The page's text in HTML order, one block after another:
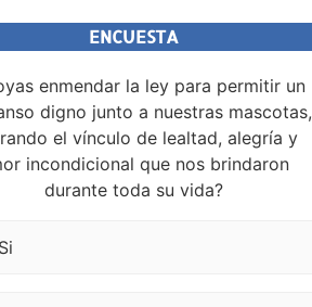
ENCUESTA
enmendar la ley para permitir un
digno junto a nuestras mascotas,
el vínculo de lealtad, alegría y
incondicional que nos brindaron
durante toda su vida?